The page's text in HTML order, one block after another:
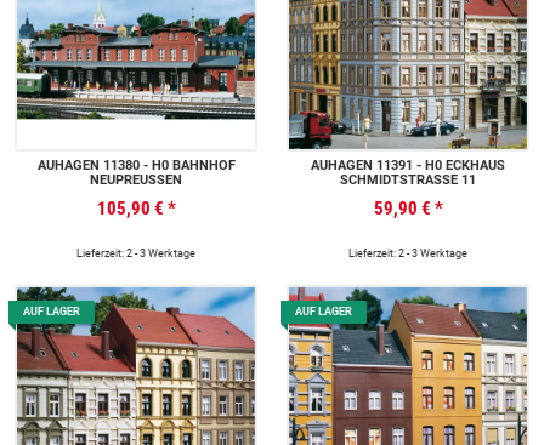
AUHAGEN 11380 - H0 BAHNHOF
NEUPREUSSEN
105,90 € *
Lieferzeit: 2 - 3 Werktage
AUHAGEN 11391 - H0 ECKHAUS
SCHMIDTSTRASSE 11
59,90 € *
Lieferzeit: 2 - 3 Werktage
AUF LAGER AUF LAGER